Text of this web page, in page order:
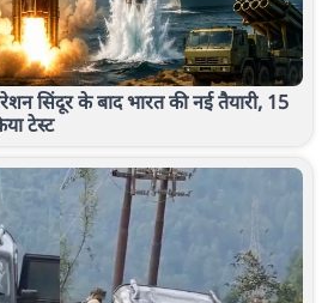
सिंदूर के बाद भारत की नई तैयारी, 15
टेस्ट